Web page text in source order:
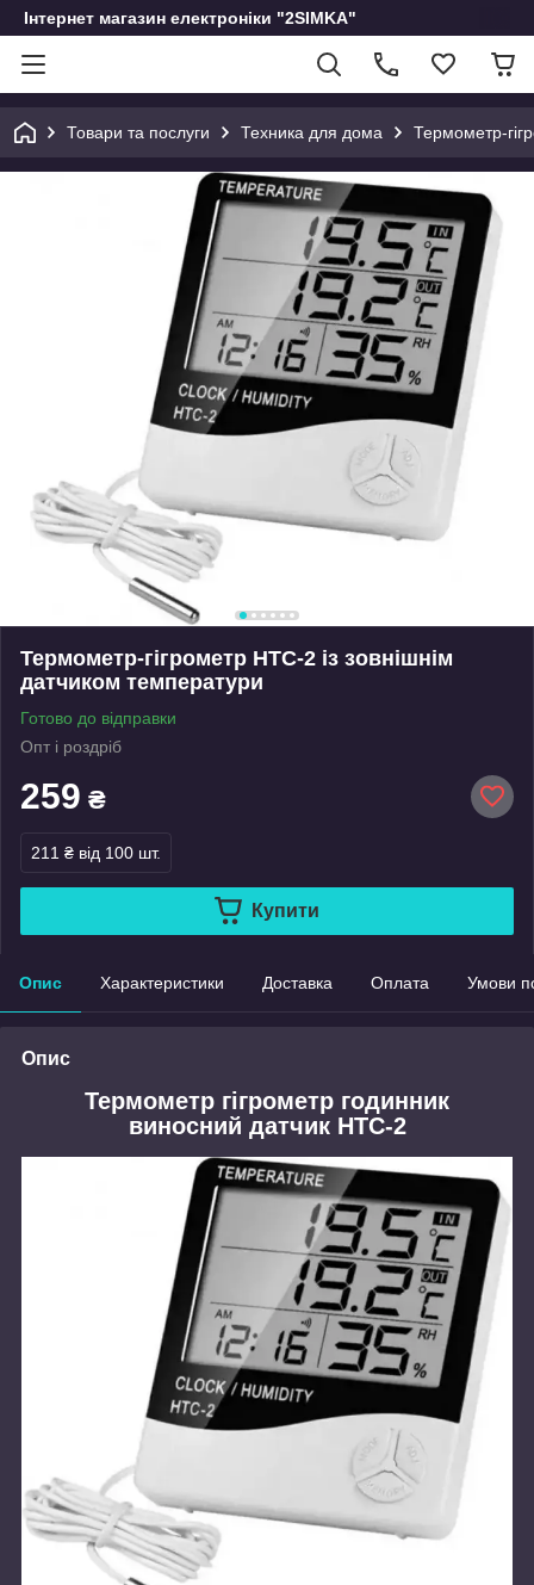
Інтернет магазин електроніки "2SIMKA"
Товари та послуги Техника для дома Термометр-
Термометр-гігрометр HTC-2 із зовнішнім
датчиком температури
Готово до відправки
Опт і роздріб
259 ₴
211 ₴ від 100 шт.
Купити
Опис Характеристики Доставка Оплата Умови
Опис
Термометр гігрометр годинник
виносний датчик HTC-2